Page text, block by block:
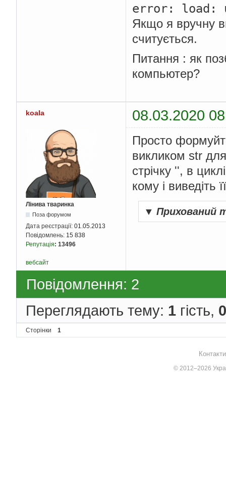
error: load:
Якщо я вручну
считується.
Питання : як
компьютер?
koala 08.03.2020
Лінива тваринка
Поза форумом
Дата реєстрації: 01.05.2013
Повідомлень: 15 838
Репутація: 13496
Просто
викликом str
стрічку '', в
кому і виведіть
▼ Прихований
вебсайт
Повідомлення: 2
Переглядають тему: 1 гість, 0
Сторінки 1
© 2012–2026